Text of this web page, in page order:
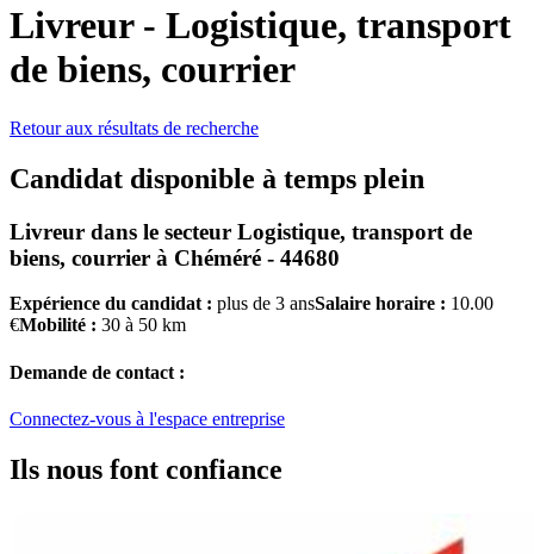
Livreur - Logistique, transport
de biens, courrier
Retour aux résultats de recherche
Candidat disponible à temps plein
Livreur dans le secteur Logistique, transport de
biens, courrier à Chéméré - 44680
Expérience du candidat : plus de 3 ansSalaire horaire : 10.00
€Mobilité : 30 à 50 km
Demande de contact :
Connectez-vous à l'espace entreprise
Ils nous font confiance